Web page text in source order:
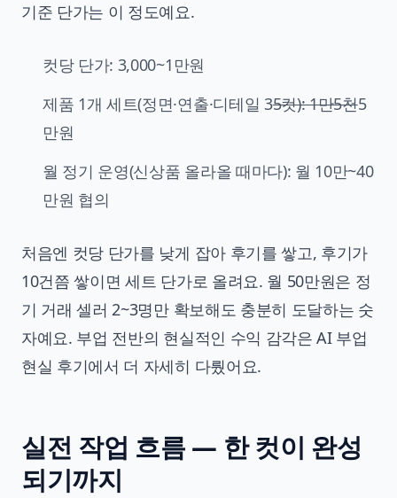
기준 단가는 이 정도예요.
컷당 단가: 3,000~1만원
제품 1개 세트(정면·연출·디테일 35컷): 1만5천5
만원
월 정기 운영(신상품 올라올 때마다): 월 10만~40
만원 협의
처음엔 컷당 단가를 낮게 잡아 후기를 쌓고, 후기가
10건쯤 쌓이면 세트 단가로 올려요. 월 50만원은 정
기 거래 셀러 2~3명만 확보해도 충분히 도달하는 숫
자예요. 부업 전반의 현실적인 수익 감각은AI 부업
현실 후기에서 더 자세히 다뤘어요.
실전 작업 흐름 — 한 컷이 완성
되기까지